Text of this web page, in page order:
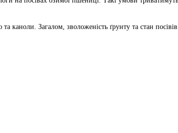
Загалом, зволоженість ґрунту та стан посівів